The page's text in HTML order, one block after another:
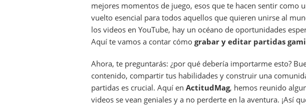
mejores momentos de juego, esos que te hacen sentir como
vuelto esencial para todos aquellos que quieren unirse al
los videos en YouTube, hay un océano de oportunidades
Aquí te vamos a contar cómo grabar y editar partidas
Ahora, te preguntarás: ¿por qué debería importarme esto?
contenido, compartir tus habilidades y construir una
partidas es crucial. Aquí en ActitudMag, hemos reunido
videos se vean geniales y a no perderte en la aventura. ¡Así